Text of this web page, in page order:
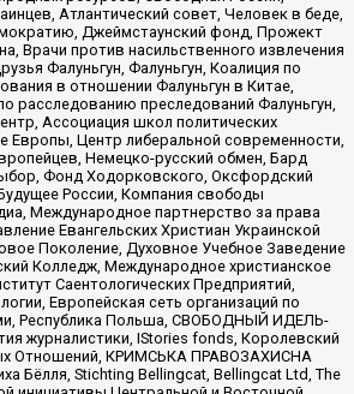
Атлантический совет, Человек в беде,
Джеймстаунский фонд, Прожект
Врачи против насильственного извлечения
Фалуньгун, Фалуньгун, Коалиция по
в отношении Фалуньгун в Китае,
расследованию преследований Фалуньгун,
Ассоциация школ политических
Европы, Центр либеральной современности,
Немецко-русский обмен, Бард
Фонд Ходорковского, Оксфордский
России, Компания свободы
Международное партнерство за права
Евангельских Христиан Украинской
Поколение, Духовное Учебное Заведение
Колледж, Международное христианское
Саентологических Предприятий,
Европейская сеть организаций по
Республика Польша, СВОБОДНЫЙ ИДЕЛЬ-
журналистики, IStories fonds, Королевский
Отношений, КРИМСЬКА ПРАВОЗАХИСНА
Бёлля, Stichting Bellingcat, Bellingcat Ltd, The